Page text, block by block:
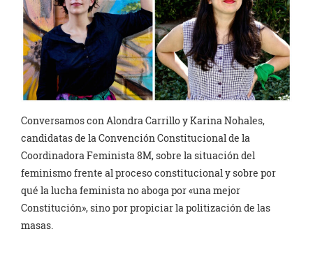
Conversamos con Alondra Carrillo y Karina Nohales,
candidatas de la Convención Constitucional de la
Coordinadora Feminista 8M, sobre la situación del
feminismo frente al proceso constitucional y sobre por
qué la lucha feminista no aboga por «una mejor
Constitución», sino por propiciar la politización de las
masas.